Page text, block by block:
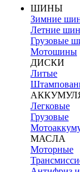
ШИНЫ
Зимние
Летние
Грузовые
Мотошины
ДИСКИ
Литые
Легковые
Грузовые
МАСЛА
Моторные